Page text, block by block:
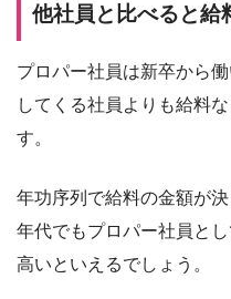
他社員と比べると給
プロパー社員は新卒から
してくる社員よりも給料
す。
年功序列で給料の金額が
年代でもプロパー社員と
高いといえるでしょう。